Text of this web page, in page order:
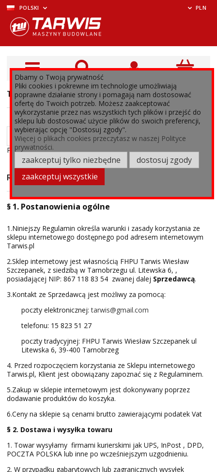
POLSKI PLN
TEST
Powered by Translate
REGULAMIN SKLEPU
§ 1. Postanowienia ogólne
1.Niniejszy Regulamin określa warunki i zasady korzystania ze
sklepu internetowego dostępnego pod adresem internetowym
Tarwis.pl
2.Sklep internetowy jest własnością FHPU Tarwis Wiesław
Szczepanek, z siedzibą w Tarnobrzegu ul. Litewska 6, ,
posiadającej NIP: 867 118 83 54 zwanej dalej Sprzedawcą.
3.Kontakt ze Sprzedawcą jest możliwy za pomocą:
poczty elektronicznej:tarwis@gmail.com
telefonu: 15 823 51 27
poczty tradycyjnej: FHPU Tarwis Wiesław Szczepanek ul
Litewska 6, 39-400 Tarnobrzeg
4. Przed rozpoczęciem korzystania ze Sklepu internetowego
Tarwis.pl, Klient jest obowiązany zapoznać się z Regulaminem.
5.Zakup w sklepie internetowym jest dokonywany poprzez
dodawanie produktów do koszyka.
6.Ceny na sklepie są cenami brutto zawierającymi podatek Vat
§ 2. Dostawa i wysyłka towaru
1. Towar wysyłamy firmami kurierskimi jak UPS, InPost , DPD,
POCZTA POLSKA lub inne po wcześniejszym uzgodnieniu.
2. W przypadku gabarytowych lub zagranicznych wysyłek
Dbamy o Twoją prywatność
Pliki cookies i pokrewne im technologie umożliwiają
poprawne działanie strony i pomagają nam dostosować
ofertę do Twoich potrzeb. Możesz zaakceptować
wykorzystanie przez nas wszystkich tych plików i przejść do
sklepu lub dostosować użycie plików do swoich preferencji,
wybierając opcję "Dostosuj zgody".
Więcej o plikach cookies przeczytasz w naszej Polityce
prywatności.
zaakceptuj tylko niezbędne
dostosuj zgody
zaakceptuj wszystkie